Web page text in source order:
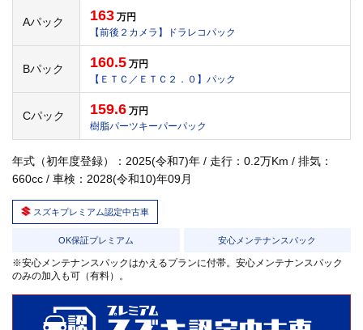
Aパック 163 万円
【前後２カメラ】ドラレコパック
Bパック 160.5 万円
【ＥＴＣ／ＥＴＣ２．０】パック
Cパック 159.6 万円
樹脂パーツキーパーパック
年式（初年度登録）：2025(令和7)年 / 走行：0.2万Km / 排気：
660cc / 車検：2028(令和10)年09月
スズキプレミアム認定中古車
OK保証プレミアム 安心メンテナンスパック
※安心メンテナンスパックはかえるプランに付帯。安心メンテナンスパック
のみの加入も可（有料）。